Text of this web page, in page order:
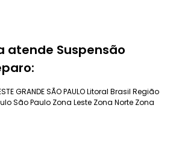
atende Suspensão
GRANDE SÃO PAULOLitoral Brasil Região
São Paulo Zona Leste Zona Norte Zona